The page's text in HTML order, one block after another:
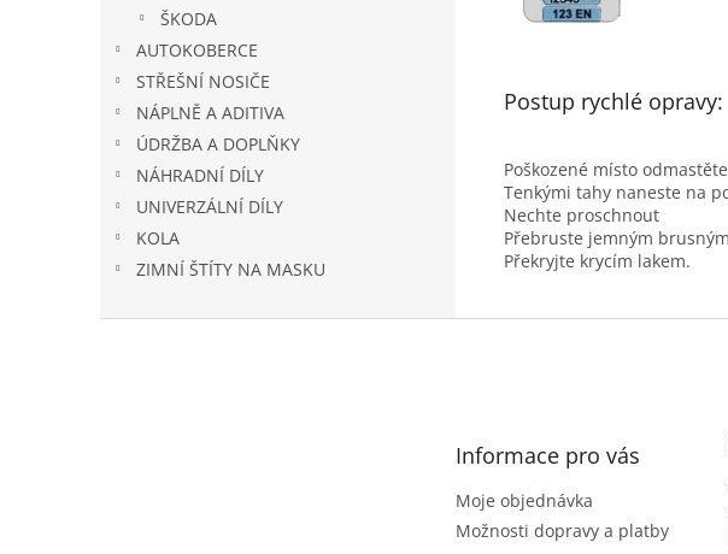
ŠKODA
AUTOKOBERCE
STŘEŠNÍ NOSIČE
NÁPLNĚ A ADITIVA
ÚDRŽBA A DOPLŇKY
NÁHRADNÍ DÍLY
UNIVERZÁLNÍ DÍLY
KOLA
ZIMNÍ ŠTÍTY NA MASKU
Postup rychlé opravy:
Poškozené místo odmastěte
Tenkými tahy naneste na
Nechte proschnout
Přebruste jemným
Překryjte krycím lakem.
Informace pro vás
Moje objednávka
Možnosti dopravy a platby